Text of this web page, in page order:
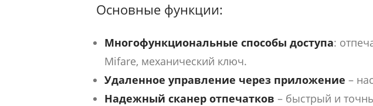
Основные функции:
Многофункциональные способы доступа:
Mifare, механический ключ.
Удаленное управление через приложение –
Надежный сканер отпечатков – быстрый и